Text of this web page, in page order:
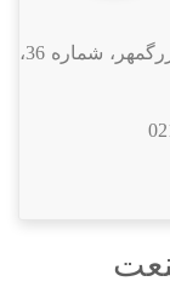
آدرس : تهران - خيابان وليعصر، خيابان بزرگمهر، شماره 36،